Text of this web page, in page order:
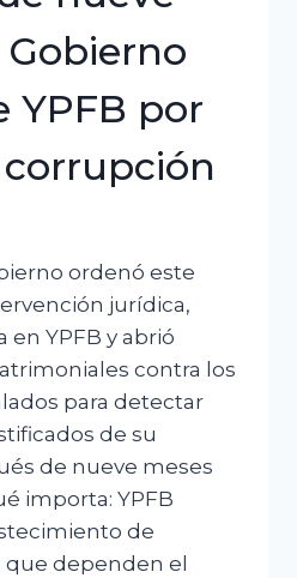
Gobierno
YPFB por
ordenó este
jurídica,
en YPFB y abrió
contra los
para detectar
de su
de nueve meses
importa: YPFB
de
dependen el